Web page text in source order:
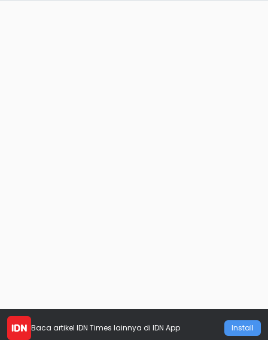
Baca artikel IDN Times lainnya di IDN App Install